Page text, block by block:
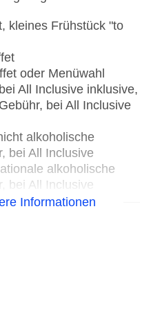
kleines Frühstück "to
oder Menüwahl
All Inclusive inklusive,
bei All Inclusive
alkoholische
bei All Inclusive
alkoholische
bei All Inclusive
alkoholische
Informationen